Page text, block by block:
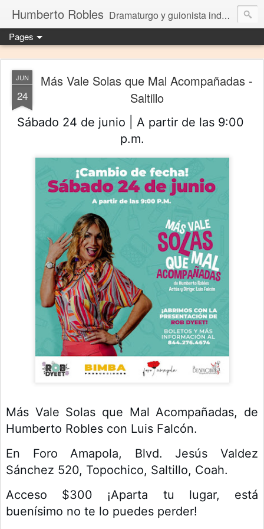
Humberto Robles Dramaturgo y guionista independiente
Pages
JUN
24
Más Vale Solas que Mal Acompañadas -
Saltillo
Sábado 24 de junio | A partir de las 9:00
p.m.
Más Vale Solas que Mal Acompañadas, de
Humberto Robles con Luis Falcón.
En Foro Amapola, Blvd. Jesús Valdez
Sánchez 520, Topochico, Saltillo, Coah.
Acceso $300 ¡Aparta tu lugar, está
buenísimo no te lo puedes perder!